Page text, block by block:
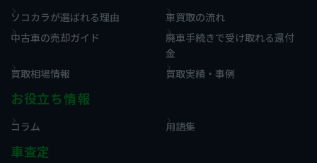
ソコカラが選ばれる理由
車買取の流れ
中古車の売却ガイド
廃車手続きで受け取れる還付
金
買取相場情報
買取実績・事例
お役立ち情報
コラム 用語集
車査定